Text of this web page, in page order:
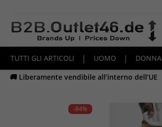
TUTTI GLI ARTICOLI | UOMO | DONNA
🚚 Liberamente vendibile all’interno dell’UE
-84%